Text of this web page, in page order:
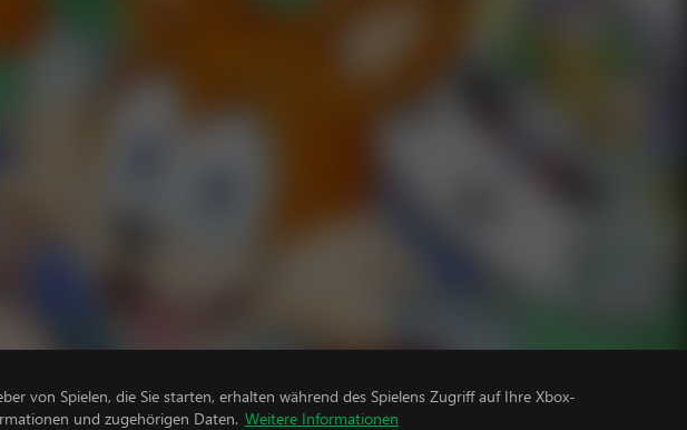
von Spielen, die Sie starten, erhalten während des Spielens Zugriff auf Ihre Xbox-
und zugehörigen Daten. Weitere Informationen